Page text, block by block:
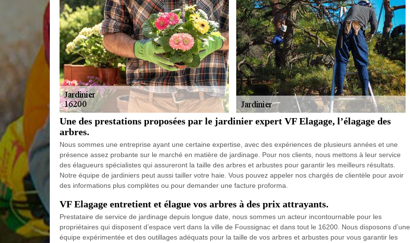
Une des prestations proposées par le jardinier expert VF Elagage, l’élagage des
arbres.
Nous sommes une entreprise ayant une certaine expertise, avec des expériences de plusieurs années et une
présence assez probante sur le marché en matière de jardinage. Pour nos clients, nous mettons à leur service
des élagueurs spécialistes qui assureront la taille des arbres et arbustes pour garantir les meilleurs résultats.
Notre équipe de jardiniers peut aussi tailler votre haie. Vous pouvez appeler nos chargés de clientèle pour avoir
des informations plus complètes ou pour demander une facture proforma.
VF Elagage entretient et élague vos arbres à des prix attrayants.
Prestataire de service de jardinage depuis longue date, nous sommes un acteur incontournable pour les
propriétaires qui disposent d’espace vert dans la ville de Foussignac et dans tout le 16200. Nous disposons d’une
équipe expérimentée et des outillages adéquats pour la taille de vos arbres et arbustes pour vous garantir les